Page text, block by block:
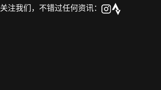
关注我们，不错过任何资讯：